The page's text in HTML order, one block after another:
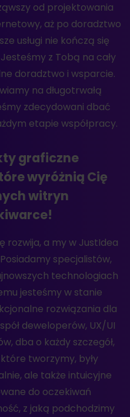
od projektowania
aż po doradztwo
usługi nie kończą się
z Tobą na cały
doradztwo i wsparcie.
na długotrwałą
zdecydowani dbać
etapie współpracy.
graficzne
wyróżnią Cię
witryn
rozwija, a my w JustIdea
specjalistów,
technologiach
jesteśmy w stanie
rozwiązania dla
deweloperów, UX/UI
dba o każdy szczegół,
tworzymy, były
ale także intuicyjne
do oczekiwań
z jaką podchodzimy